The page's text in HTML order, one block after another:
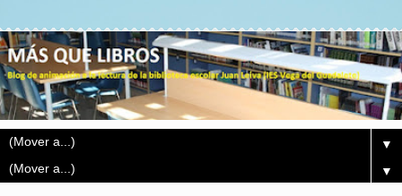
▼
▼